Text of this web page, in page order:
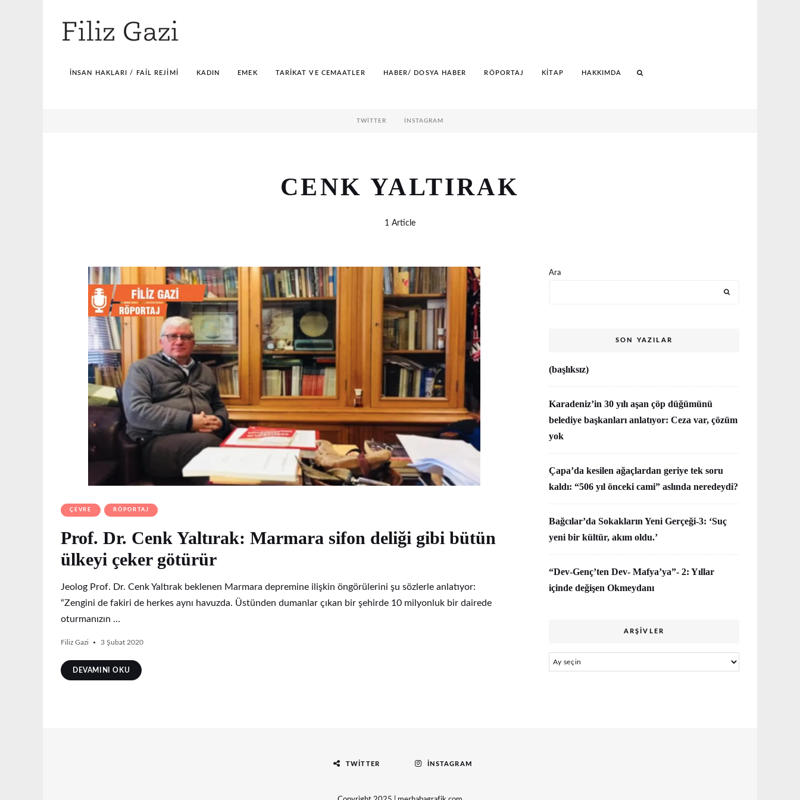
İNSAN HAKLARI / FAIL REJIMI KADIN EMEK TARIKAT VE CEMAATLER HABER/ DOSYA HABER RÖPORTAJ KITAP HAKKIMDA
TWITTER İNSTAGRAM
CENK YALTIRAK
1 Article
ÇEVRE RÖPORTAJ
Prof. Dr. Cenk Yaltırak: Marmara sifon deliği gibi bütün
ülkeyi çeker götürür
Jeolog Prof. Dr. Cenk Yaltırak beklenen Marmara depremine ilişkin öngörülerini şu sözlerle anlatıyor:
“Zengini de fakiri de herkes aynı havuzda. Üstünden dumanlar çıkan bir şehirde 10 milyonluk bir dairede
oturmanızın …
Filiz Gazi 3 Şubat 2020
DEVAMINI OKU
Ara
SON YAZILAR
(başlıksız)
Karadeniz’in 30 yılı aşan çöp düğümünü
belediye başkanları anlatıyor: Ceza var, çözüm
yok
Çapa’da kesilen ağaçlardan geriye tek soru
kaldı: “506 yıl önceki cami” aslında neredeydi?
Bağcılar’da Sokakların Yeni Gerçeği-3: ‘Suç
yeni bir kültür, akım oldu.’
“Dev-Genç’ten Dev- Mafya’ya”- 2: Yıllar
içinde değişen Okmeydanı
ARŞIVLER
Arşivler
TWITTER İNSTAGRAM